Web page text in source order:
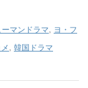
ーマンドラマ, ヨ・フ
, 韓国ドラマ